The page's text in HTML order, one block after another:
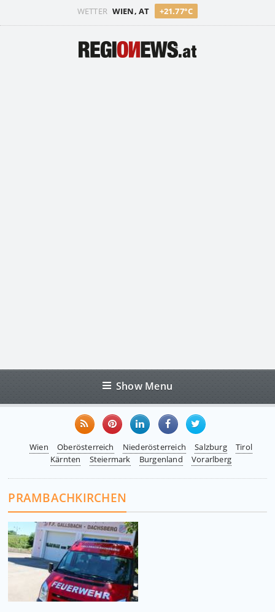
WETTER WIEN, AT +21.77°C
Show Menu
Wien Oberösterreich Niederösterreich Salzburg
Tirol
Kärnten
Steiermark Burgenland Vorarlberg
PRAMBACHKIRCHEN